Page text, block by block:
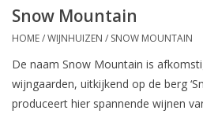
Wijn per kleur/soort
Wijnproeverij
Snow Mountain
HOME/WIJNHUIZEN / SNOW MOUNTAIN
De naam Snow Mountain is
wijngaarden, uitkijkend op de berg
produceert hier spannende wijnen